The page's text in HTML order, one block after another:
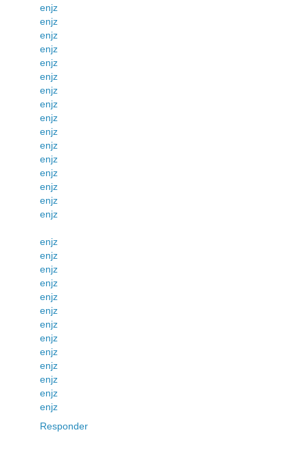
enjz
enjz
enjz
enjz
enjz
enjz
enjz
enjz
enjz
enjz
enjz
enjz
enjz
enjz
enjz
enjz
enjz
enjz
enjz
enjz
enjz
enjz
enjz
enjz
enjz
enjz
enjz
enjz
enjz
Responder